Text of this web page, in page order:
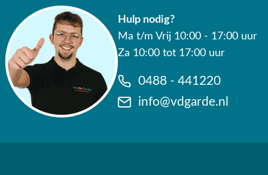
Hulp nodig?
Ma t/m Vrij 10:00 - 17:00 uur
Za 10:00 tot 17:00 uur
0488 - 441220
info@vdgarde.nl